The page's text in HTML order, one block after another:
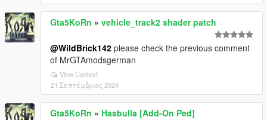
Gta5KoRn » vehicle_track2 shader patch
@WildBrick142 please check the previous comment
of MrGTAmodsgerman
View Context
21 Σεπτέμβριος 2024
Gta5KoRn » Hasbulla [Add-On Ped]